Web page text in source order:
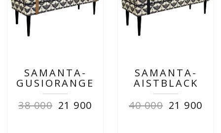
SAMANTA-
GUSIORANGE
38 000 21 900
SAMANTA-
AISTBLACK
40 000 21 900